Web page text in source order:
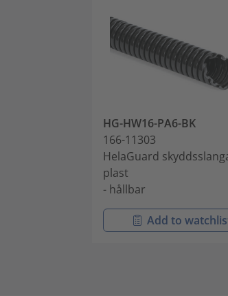
HG-HW16-PA6-BK
166-11303
HelaGuard
plast
- hållbar
Add to